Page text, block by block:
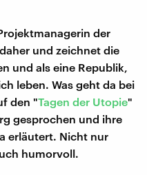
der
und zeichnet die
und als eine Republik,
leben. Was geht da bei
den "Tagen der Utopie"
gesprochen und ihre
erläutert. Nicht nur
humorvoll.